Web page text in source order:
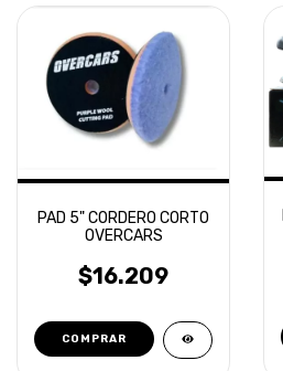
PAD 5" CORDERO CORTO
OVERCARS
$16.209